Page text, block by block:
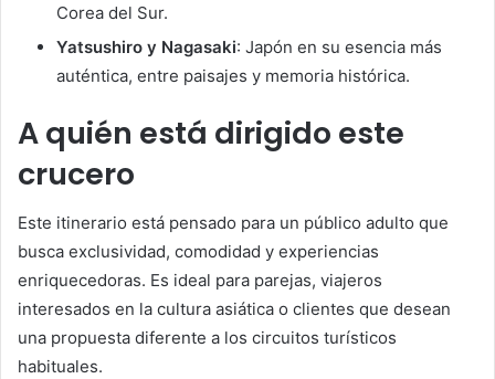
Corea del Sur.
Yatsushiro y Nagasaki: Japón en su esencia más
auténtica, entre paisajes y memoria histórica.
A quién está dirigido este
crucero
Este itinerario está pensado para un público adulto que
busca exclusividad, comodidad y experiencias
enriquecedoras. Es ideal para parejas, viajeros
interesados en la cultura asiática o clientes que desean
una propuesta diferente a los circuitos turísticos
habituales.